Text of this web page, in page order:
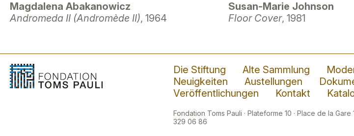
Magdalena Abakanowicz
Andromeda II (Andromède II), 1964
Susan-Marie Johnson
Floor Cover, 1981
Die Stiftung Alte Sammlung
Neuigkeiten
Austellungen
Veröffentlichungen
Kontakt
Fondation Toms Pauli · Plateforme 10 · Place de la Gare
329 06 86